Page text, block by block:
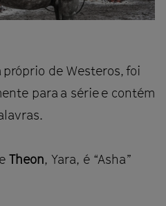
próprio de Westeros, foi
para a série e contém
Theon, Yara, é “Asha”